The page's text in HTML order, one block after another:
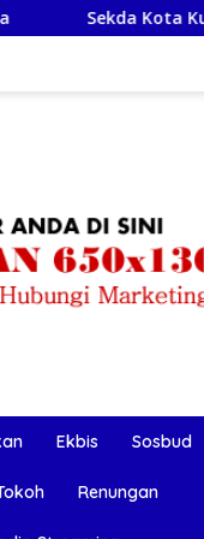
Kupang: Nelayan
Ekbis Sosbud
Renungan